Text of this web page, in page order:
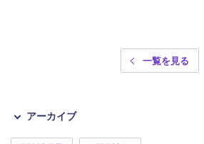
一覧を見る
アーカイブ